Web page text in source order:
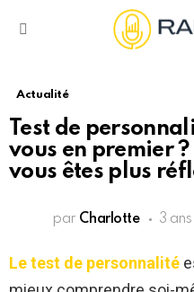
Actualité
Test de
vous en premier
vous êtes plus
par Charlotte 3
Le test de personnalité